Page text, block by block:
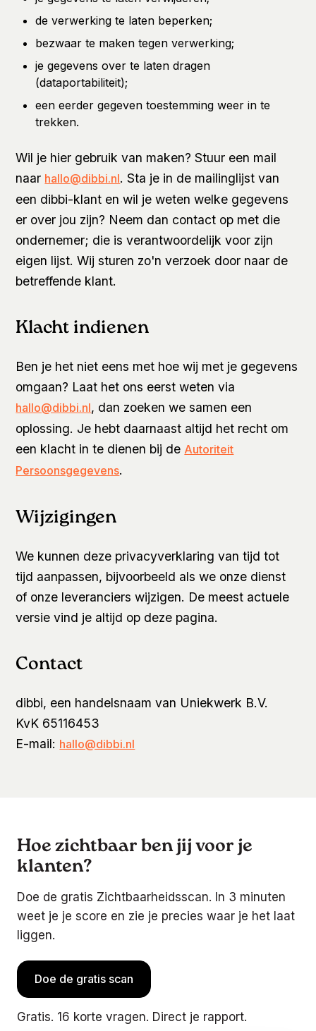
de verwerking te laten beperken;
bezwaar te maken tegen verwerking;
je gegevens over te laten dragen
(dataportabiliteit);
een eerder gegeven toestemming weer in te
trekken.
Wil je hier gebruik van maken? Stuur een mail
naar hallo@dibbi.nl. Sta je in de mailinglijst van
een dibbi-klant en wil je weten welke gegevens
er over jou zijn? Neem dan contact op met die
ondernemer; die is verantwoordelijk voor zijn
eigen lijst. Wij sturen zo'n verzoek door naar de
betreffende klant.
Klacht indienen
Ben je het niet eens met hoe wij met je gegevens
omgaan? Laat het ons eerst weten via
hallo@dibbi.nl, dan zoeken we samen een
oplossing. Je hebt daarnaast altijd het recht om
een klacht in te dienen bij de Autoriteit
Persoonsgegevens.
Wijzigingen
We kunnen deze privacyverklaring van tijd tot
tijd aanpassen, bijvoorbeeld als we onze dienst
of onze leveranciers wijzigen. De meest actuele
versie vind je altijd op deze pagina.
Contact
dibbi, een handelsnaam van Uniekwerk B.V.
KvK 65116453
E-mail: hallo@dibbi.nl
Hoe zichtbaar ben jij voor je
klanten?
Doe de gratis Zichtbaarheidsscan. In 3 minuten
weet je je score en zie je precies waar je het laat
liggen.
Doe de gratis scan
Gratis. 16 korte vragen. Direct je rapport.